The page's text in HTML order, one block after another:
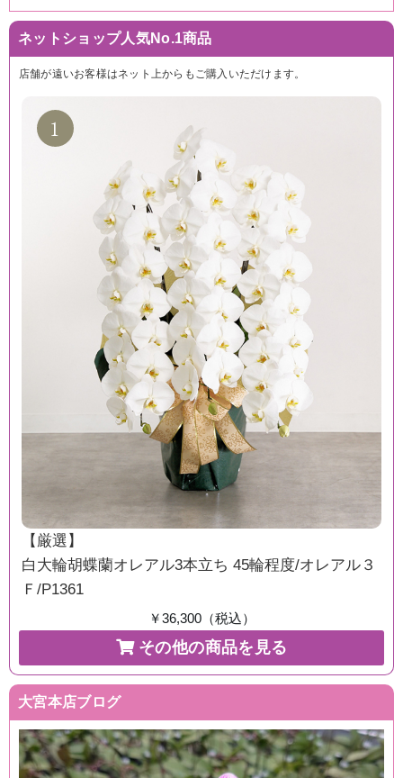
ネットショップ人気No.1商品
店舗が遠いお客様はネット上からもご購入いただけます。
【厳選】
白大輪胡蝶蘭オレアル3本立ち 45輪程度/オレアル３
Ｆ/P1361
￥36,300（税込）
その他の商品を見る
大宮本店ブログ